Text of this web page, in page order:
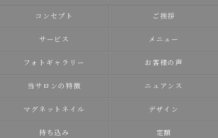
コンセプト ご挨拶
サービス メニュー
フォトギャラリー お客様の声
当サロンの特徴 ニュアンス
マグネットネイル デザイン
持ち込み 定額